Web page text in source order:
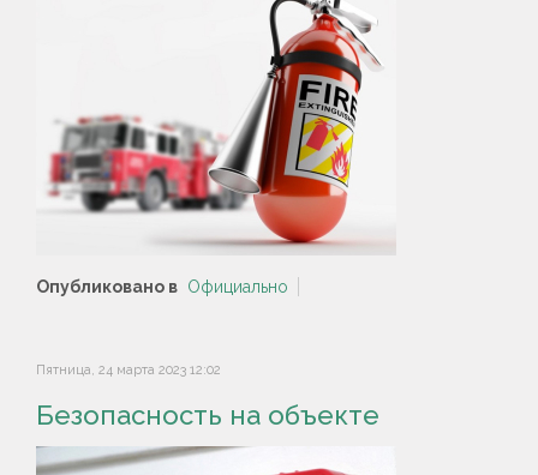
Опубликовано в Официально
Пятница, 24 марта 2023 12:02
Безопасность на объекте